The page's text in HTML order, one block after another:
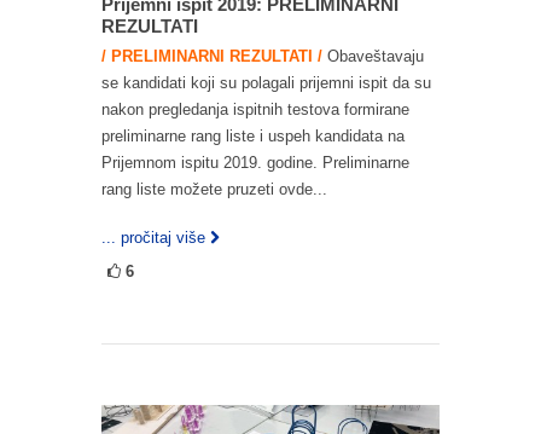
Prijemni ispit 2019: PRELIMINARNI
REZULTATI
/ PRELIMINARNI REZULTATI / Obaveštavaju
se kandidati koji su polagali prijemni ispit da su
nakon pregledanja ispitnih testova formirane
preliminarne rang liste i uspeh kandidata na
Prijemnom ispitu 2019. godine. Preliminarne
rang liste možete pruzeti ovde...
... pročitaj više
6